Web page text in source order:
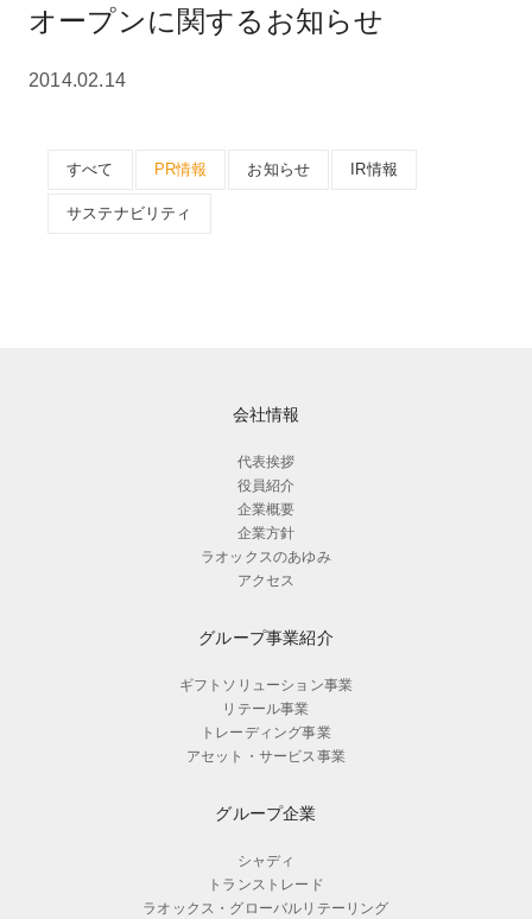
オープンに関するお知らせ
2014.02.14
すべて PR情報 お知らせ IR情報
サステナビリティ
会社情報
代表挨拶
役員紹介
企業概要
企業方針
ラオックスのあゆみ
アクセス
グループ事業紹介
ギフトソリューション事業
リテール事業
トレーディング事業
アセット・サービス事業
グループ企業
シャディ
トランストレード
ラオックス・グローバルリテーリング